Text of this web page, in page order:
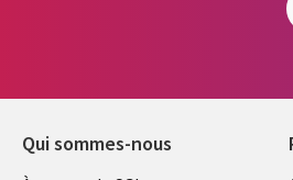
Qui sommes-nous